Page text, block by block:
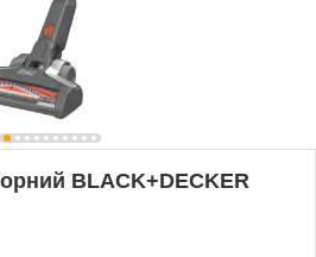
BLACK+DECKER